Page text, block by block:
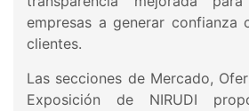
empresas a generar confianza
clientes.
Las secciones de Mercado,
Exposición de NIRUDI